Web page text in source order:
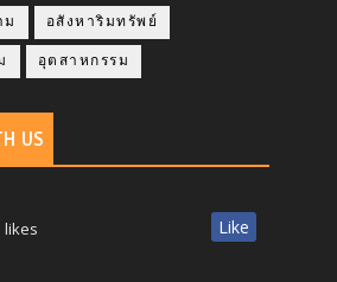
ม อสังหาริมทรัพย์
อุตสาหกรรม
US
likes Like